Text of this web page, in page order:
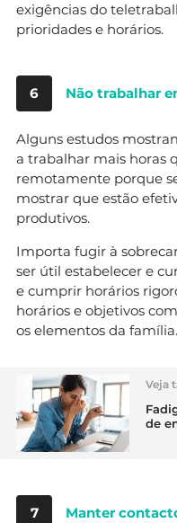
exigências do
prioridades e horários.
6 Não trabalhar
Alguns estudos
a trabalhar mais horas
remotamente porque
mostrar que estão
produtivos.
Importa fugir à
ser útil estabelecer e
e cumprir horários
horários e objetivos
os elementos da família.
Veja
de
7 Manter